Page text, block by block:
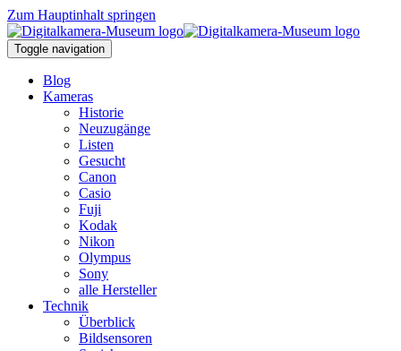
Zum Hauptinhalt springen
Toggle navigation
Blog
Kameras
Historie
Neuzugänge
Listen
Gesucht
Canon
Casio
Fuji
Kodak
Nikon
Olympus
Sony
alle Hersteller
Technik
Überblick
Bildsensoren